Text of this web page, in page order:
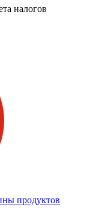
налогов
продуктов